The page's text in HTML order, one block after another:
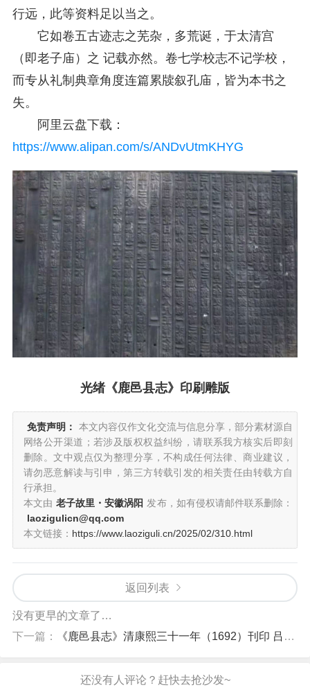
行远，此等资料足以当之。
它如卷五古迹志之芜杂，多荒诞，于太清宫
（即老子庙）之 记载亦然。卷七学校志不记学校，
而专从礼制典章角度连篇累牍叙孔庙，皆为本书之
失。
阿里云盘下载：
https://www.alipan.com/s/ANDvUtmKHYG
光绪《鹿邑县志》印刷雕版
免责声明：
本文内容仅作文化交流与信息分享，部分素材源自
网络公开渠道；若涉及版权权益纠纷，请联系我方核实后即刻
删除。文中观点仅为整理分享，不构成任何法律、商业建议，
请勿恶意解读与引申，第三方转载引发的相关责任由转载方自
行承担。
本文由 老子故里・安徽涡阳 发布，如有侵权请邮件联系删除：
laozigulicn@qq.com
本文链接： https://www.laoziguli.cn/2025/02/310.html
返回列表
没有更早的文章了…
下一篇：
《鹿邑县志》清康熙三十一年（1692）刊印 吕士鵕修撰